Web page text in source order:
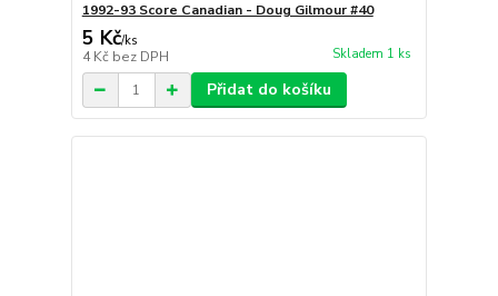
1992-93 Score Canadian - Doug Gilmour #40
5 Kč/ks
4 Kč bez DPH Skladem 1 ks
Přidat do košíku